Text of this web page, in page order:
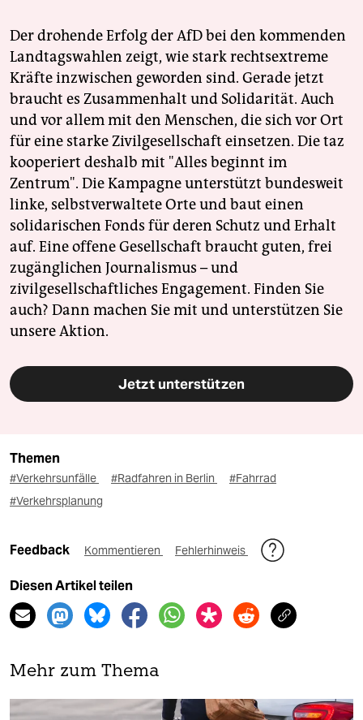
Der drohende Erfolg der AfD bei den kommenden
Landtagswahlen zeigt, wie stark rechtsextreme
Kräfte inzwischen geworden sind. Gerade jetzt
braucht es Zusammenhalt und Solidarität. Auch
und vor allem mit den Menschen, die sich vor Ort
für eine starke Zivilgesellschaft einsetzen. Die taz
kooperiert deshalb mit "Alles beginnt im
Zentrum". Die Kampagne unterstützt bundesweit
linke, selbstverwaltete Orte und baut einen
solidarischen Fonds für deren Schutz und Erhalt
auf. Eine offene Gesellschaft braucht guten, frei
zugänglichen Journalismus – und
zivilgesellschaftliches Engagement. Finden Sie
auch? Dann machen Sie mit und unterstützen Sie
unsere Aktion.
Jetzt unterstützen
Themen
#Verkehrsunfälle #Radfahren in Berlin
#Fahrrad
#Verkehrsplanung
Feedback Kommentieren Fehlerhinweis
Diesen Artikel teilen
Mehr zum Thema